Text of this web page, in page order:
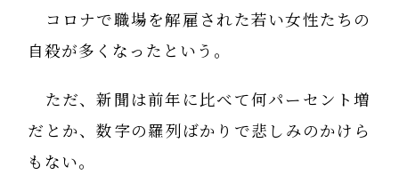
コロナで職場を解雇された若い女性たちの
自殺が多くなったという。
ただ、新聞は前年に比べて何パーセント増
だとか、数字の羅列ばかりで悲しみのかけら
もない。